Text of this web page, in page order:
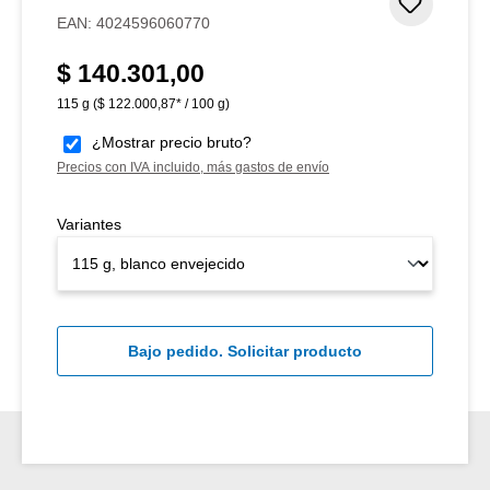
EAN: 4024596060770
Precio normal:
$ 140.301,00
115 g ($ 122.000,87* / 100 g)
¿Mostrar precio bruto?
Precios con IVA incluido, más gastos de envío
Variantes
Bajo pedido. Solicitar producto